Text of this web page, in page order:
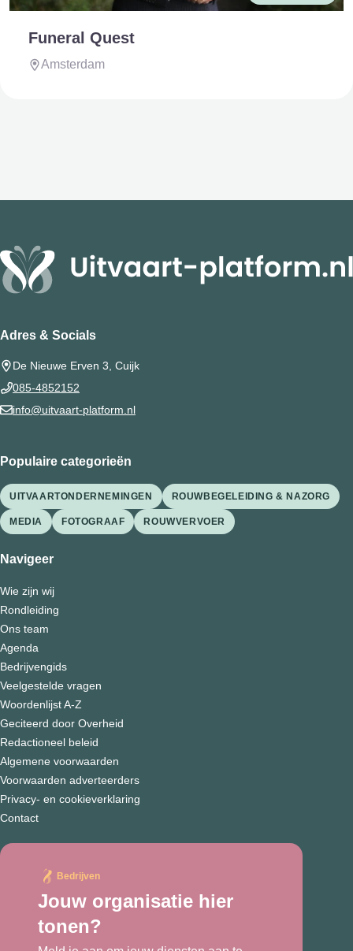
Funeral Quest
Amsterdam
Adres & Socials
De Nieuwe Erven 3, Cuijk
085-4852152
info@uitvaart-platform.nl
Populaire categorieën
UITVAARTONDERNEMINGEN ROUWBEGELEIDING & NAZORG
MEDIA FOTOGRAAF ROUWVERVOER
Navigeer
Wie zijn wij
Rondleiding
Ons team
Agenda
Bedrijvengids
Veelgestelde vragen
Woordenlijst A-Z
Geciteerd door Overheid
Redactioneel beleid
Algemene voorwaarden
Voorwaarden adverteerders
Privacy- en cookieverklaring
Contact
Bedrijven
Jouw organisatie hier
tonen?